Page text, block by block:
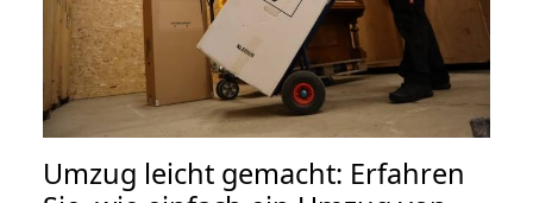
Umzug leicht gemacht: Erfahren